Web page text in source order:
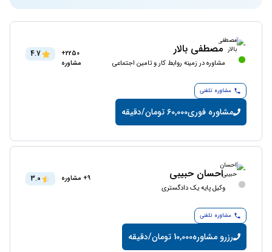
مصطفی بالار
مشاوره در زمینه روابط کار و تامین اجتماعی
2250+
مشاوره
4.7
مشاوره تلفنی
مشاوره فوری60,000 تومان/دقیقه
احسان حبیبی
وکیل پایه یک دادگستری
9+ مشاوره 3.0
مشاوره تلفنی
رزرو مشاوره10,000 تومان/دقیقه